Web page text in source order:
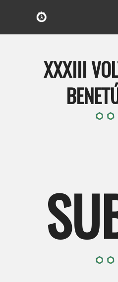
XXXIII